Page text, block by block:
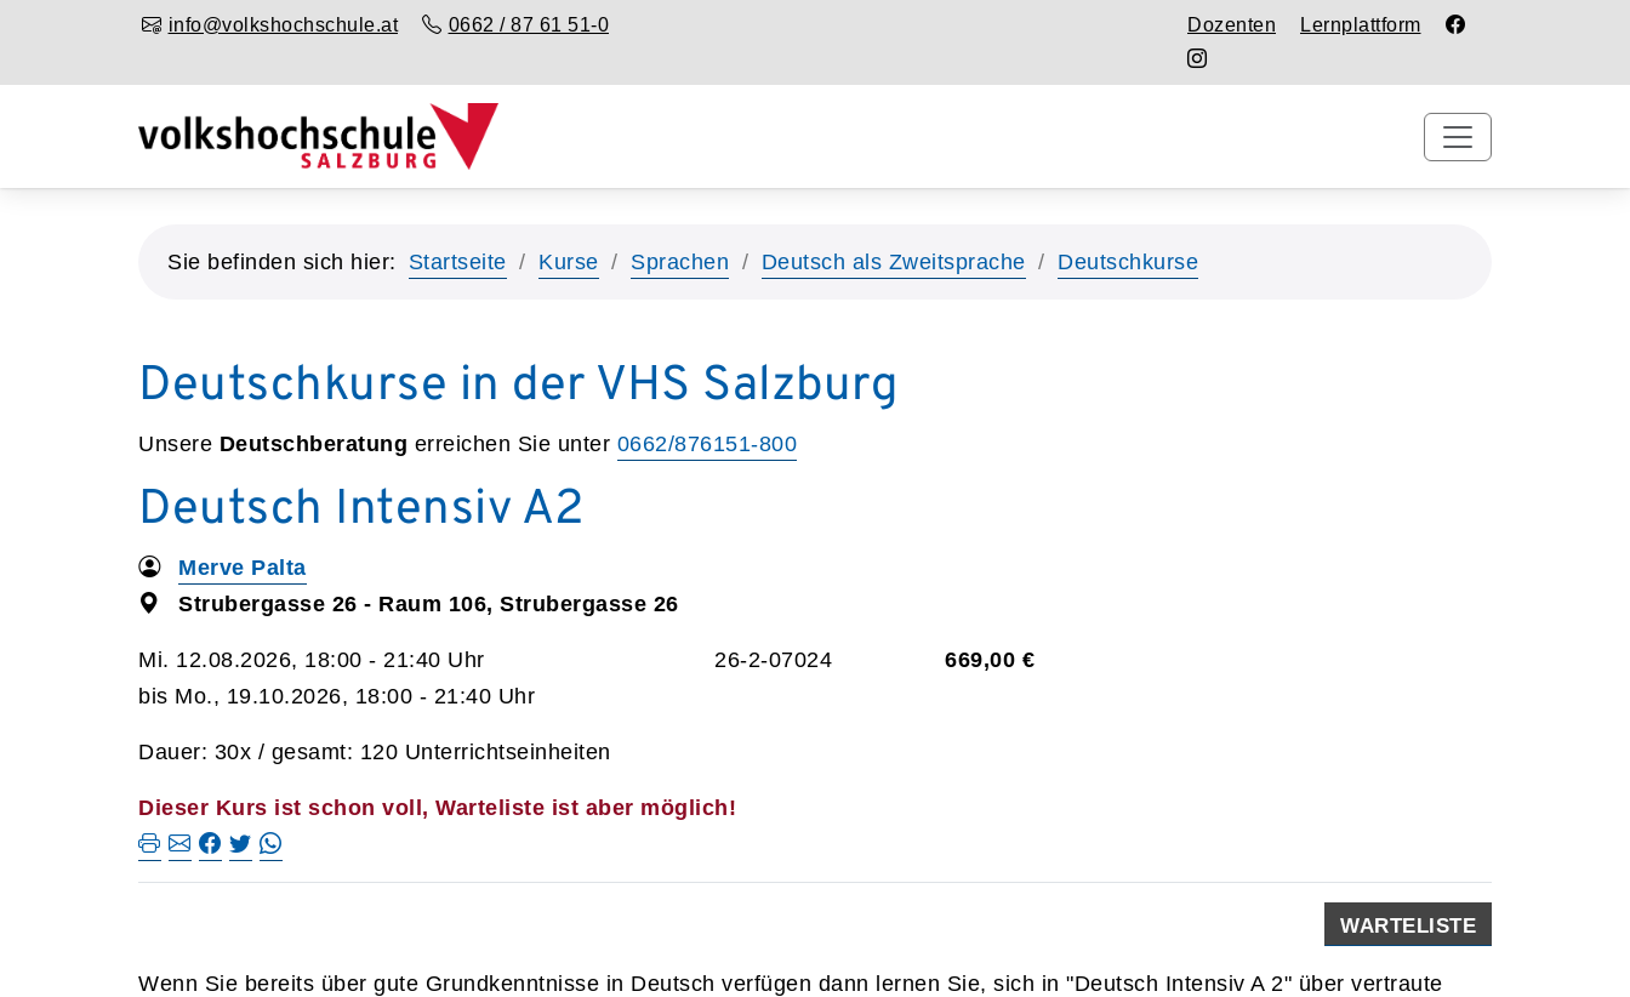
info@volkshochschule.at 0662 / 87 61 51-0 Dozenten Lernplattform
Sie befinden sich hier: Startseite Kurse Sprachen Deutsch als Zweitsprache Deutschkurse
Deutschkurse in der VHS Salzburg
Unsere Deutschberatung erreichen Sie unter 0662/876151-800
Deutsch Intensiv A2
Merve Palta
Strubergasse 26 - Raum 106, Strubergasse 26
Mi. 12.08.2026, 18:00 - 21:40 Uhr
bis Mo., 19.10.2026, 18:00 - 21:40 Uhr
26-2-07024 669,00 €
Dauer: 30x / gesamt: 120 Unterrichtseinheiten
Dieser Kurs ist schon voll, Warteliste ist aber möglich!
WARTELISTE
Wenn Sie bereits über gute Grundkenntnisse in Deutsch verfügen dann lernen Sie, sich in "Deutsch Intensiv A 2" über vertraute